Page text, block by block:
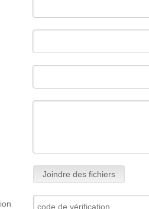
Joindre des fichiers